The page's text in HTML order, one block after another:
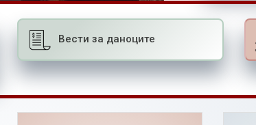
Вести за даноците